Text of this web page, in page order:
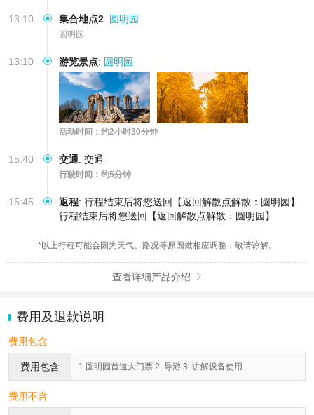
13:10 集合地点2: 圆明园
圆明园
13:10 游览景点: 圆明园
活动时间：约2小时30分钟
15:40 交通: 交通
行驶时间：约5分钟
15:45 返程: 行程结束后将您送回【返回解散点解散：圆明园】
行程结束后将您送回【返回解散点解散：圆明园】
*以上行程可能会因为天气、路况等原因做相应调整，敬请谅解。
查看详细产品介绍 
费用及退款说明
费用包含
费用包含 1.圆明园首道大门票 2. 导游 3. 讲解设备使用
费用不含